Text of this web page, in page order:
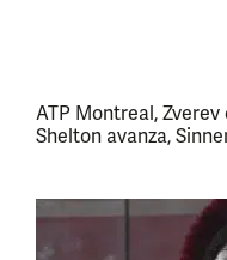
ATP Montreal,
Shelton avanza,